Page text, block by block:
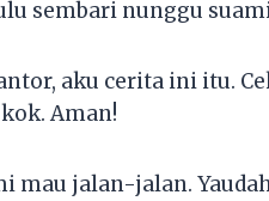
sembari nunggu
aku cerita ini itu.
Aman!
mau jalan-jalan.